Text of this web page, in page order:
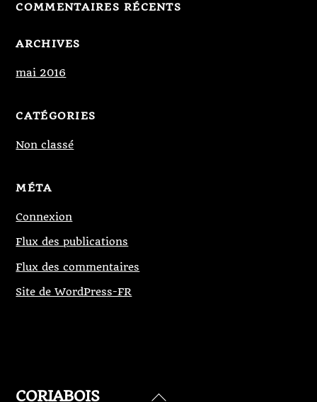
COMMENTAIRES RÉCENTS
ARCHIVES
mai 2016
CATÉGORIES
Non classé
MÉTA
Connexion
Flux des publications
Flux des commentaires
Site de WordPress-FR
Back
CORIABOIS